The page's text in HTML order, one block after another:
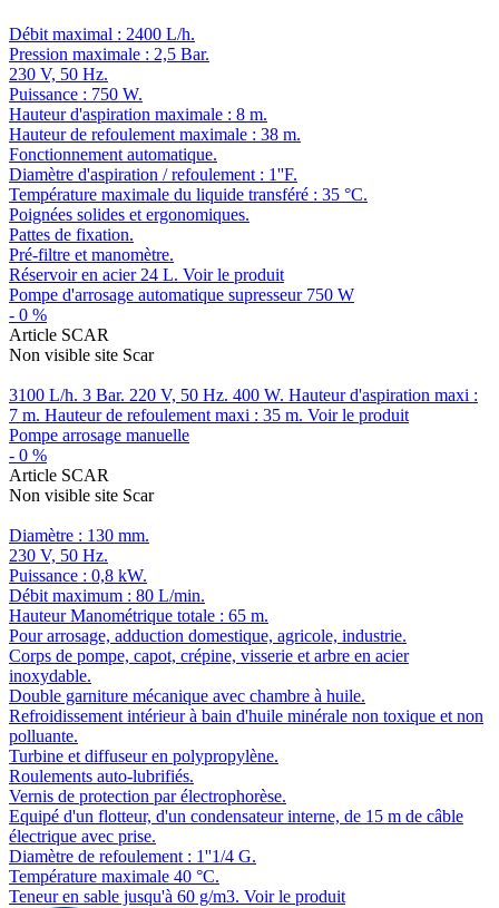
Débit maximal : 2400 L/h.
Pression maximale : 2,5 Bar.
230 V, 50 Hz.
Puissance : 750 W.
Hauteur d'aspiration maximale : 8 m.
Hauteur de refoulement maximale : 38 m.
Fonctionnement automatique.
Diamètre d'aspiration / refoulement : 1''F.
Température maximale du liquide transféré : 35 °C.
Poignées solides et ergonomiques.
Pattes de fixation.
Pré-filtre et manomètre.
Réservoir en acier 24 L. Voir le produit
Pompe d'arrosage automatique supresseur 750 W
- 0 %
Article SCAR
Non visible site Scar
3100 L/h. 3 Bar. 220 V, 50 Hz. 400 W. Hauteur d'aspiration maxi :
7 m. Hauteur de refoulement maxi : 35 m. Voir le produit
Pompe arrosage manuelle
- 0 %
Article SCAR
Non visible site Scar
Diamètre : 130 mm.
230 V, 50 Hz.
Puissance : 0,8 kW.
Débit maximum : 80 L/min.
Hauteur Manométrique totale : 65 m.
Pour arrosage, adduction domestique, agricole, industrie.
Corps de pompe, capot, crépine, visserie et arbre en acier
inoxydable.
Double garniture mécanique avec chambre à huile.
Refroidissement intérieur à bain d'huile minérale non toxique et non
polluante.
Turbine et diffuseur en polypropylène.
Roulements auto-lubrifiés.
Vernis de protection par électrophorèse.
Equipé d'un flotteur, d'un condensateur interne, de 15 m de câble
électrique avec prise.
Diamètre de refoulement : 1''1/4 G.
Température maximale 40 °C.
Teneur en sable jusqu'à 60 g/m3. Voir le produit